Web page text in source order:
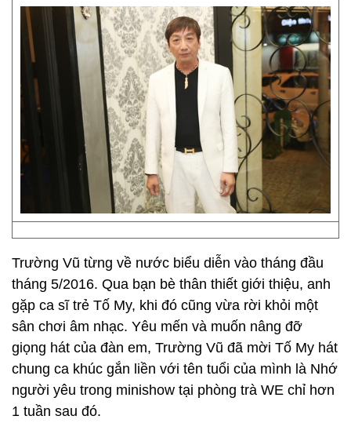
Trường Vũ từng về nước biểu diễn vào tháng đầu
tháng 5/2016. Qua bạn bè thân thiết giới thiệu, anh
gặp ca sĩ trẻ Tố My, khi đó cũng vừa rời khỏi một
sân chơi âm nhạc. Yêu mến và muốn nâng đỡ
giọng hát của đàn em, Trường Vũ đã mời Tố My hát
chung ca khúc gắn liền với tên tuổi của mình là Nhớ
người yêu trong minishow tại phòng trà WE chỉ hơn
1 tuần sau đó.